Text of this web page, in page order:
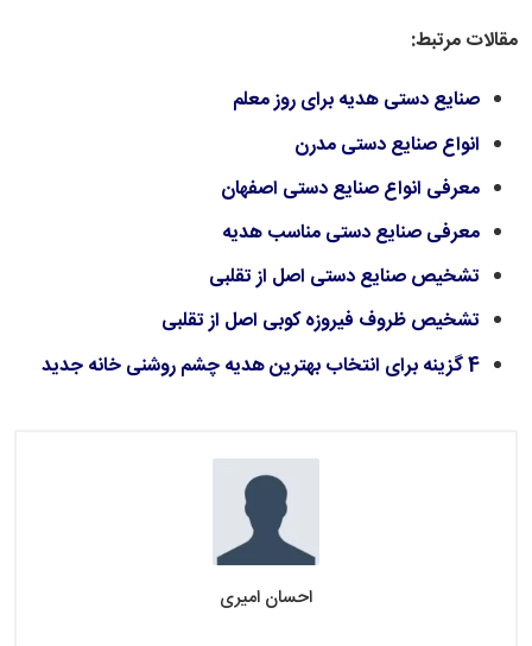
مقالات مرتبط:
صنایع دستی هدیه برای روز معلم
انواع صنایع دستی مدرن
معرفی انواع صنایع دستی اصفهان
معرفی صنایع دستی مناسب هدیه
تشخیص صنایع دستی اصل از تقلبی
​​​​​​​تشخیص ظروف فیروزه کوبی اصل از تقلبی
4 گزینه برای انتخاب بهترین هدیه چشم روشنی خانه جدید
احسان امیری